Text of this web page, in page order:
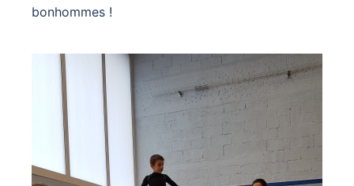
bonhommes !